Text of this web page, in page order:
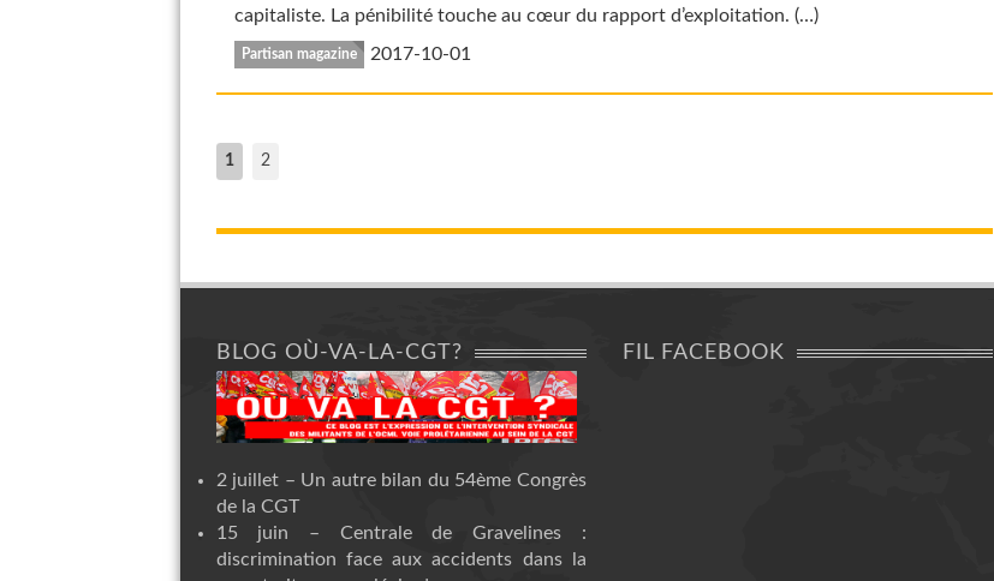
capitaliste. La pénibilité touche au cœur du rapport d’exploitation. (…)
Partisan magazine 2017-10-01
1 2
BLOG OÙ-VA-LA-CGT?
2 juillet – Un autre bilan du 54ème Congrès
de la CGT
15 juin – Centrale de Gravelines :
discrimination face aux accidents dans la
FIL FACEBOOK